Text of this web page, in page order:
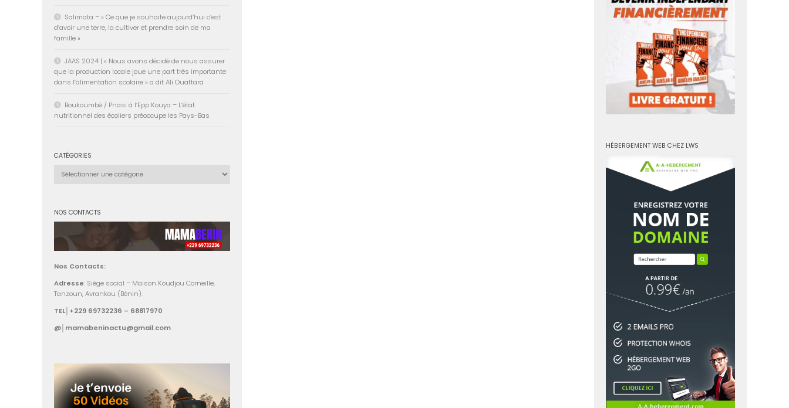
Salimata – « Ce que je souhaite aujourd’hui c’est
d’avoir une terre, la cultiver et prendre soin de ma
famille »
JAAS 2024 | « Nous avons décidé de nous assurer
que la production locale joue une part très importante
dans l’alimentation scolaire » a dit Ali Ouattara
Boukoumbé / Pnasi à l’Epp Kouya – L’état
nutritionnel des écoliers préoccupe les Pays-Bas
CATÉGORIES
Catégories
NOS CONTACTS
Nos Contacts:
Adresse: Siège social – Maison Koudjou Corneille,
Tanzoun, Avrankou (Bénin).
TEL│+229 69732236 – 68817970
@│mamabeninactu@gmail.com
HÉBERGEMENT WEB CHEZ LWS